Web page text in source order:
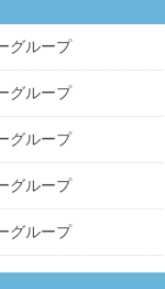
グループ
グループ
グループ
グループ
グループ